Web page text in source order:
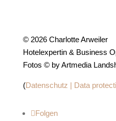
© 2026 Charlotte Arweiler
Hotelexpertin & Business
Fotos © by Artmedia
(Datenschutz | Data
Folgen